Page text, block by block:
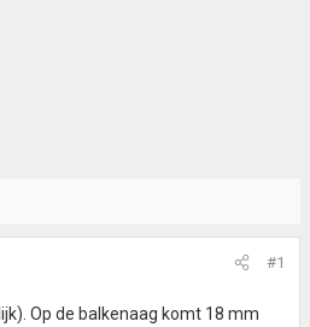
#1
Op de balkenaag komt 18 mm